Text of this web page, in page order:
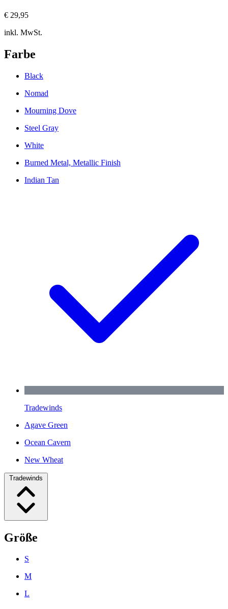
€ 29,95
inkl. MwSt.
Farbe
Black
Nomad
Mourning Dove
Steel Gray
White
Burned Metal, Metallic Finish
Indian Tan
Tradewinds
Agave Green
Ocean Cavern
New Wheat
Tradewinds
Größe
S
M
L